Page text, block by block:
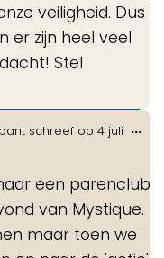
veiligheid. Dus
er zijn heel veel
Stel
schreef op 4 juli
een parenclub
van Mystique.
maar toen we
...